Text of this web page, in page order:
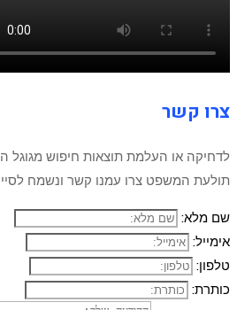
צרו קשר
לדחיקה או העלמת תוצאות חיפוש מגוגל
תולעת המשפט צרו עמנו קשר ונשמח
שם מלא:
אימייל:
טלפון:
כותרת: